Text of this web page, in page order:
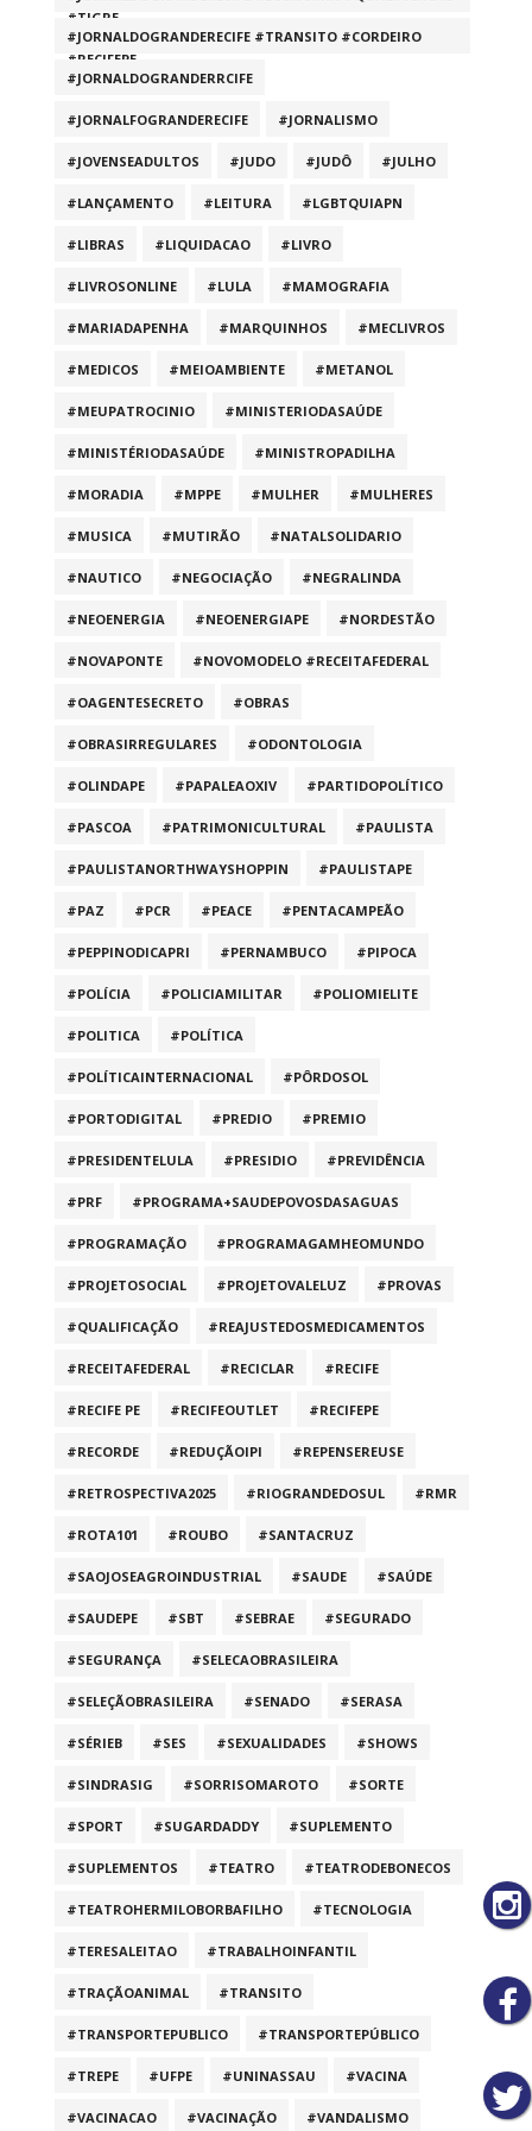
#TIGRE
#JORNALDOGRANDERECIFE #TRANSITO #CORDEIRO
#RECIFEPE
#JORNALDOGRANDERRCIFE
#JORNALFOGRANDERECIFE #JORNALISMO
#JOVENSEADULTOS #JUDO #JUDÔ #JULHO
#LANÇAMENTO #LEITURA #LGBTQUIAPN
#LIBRAS #LIQUIDACAO #LIVRO
#LIVROSONLINE #LULA #MAMOGRAFIA
#MARIADAPENHA #MARQUINHOS #MECLIVROS
#MEDICOS #MEIOAMBIENTE #METANOL
#MEUPATROCINIO #MINISTERIODASAÚDE
#MINISTÉRIODASAÚDE #MINISTROPADILHA
#MORADIA #MPPE #MULHER #MULHERES
#MUSICA #MUTIRÃO #NATALSOLIDARIO
#NAUTICO #NEGOCIAÇÃO #NEGRALINDA
#NEOENERGIA #NEOENERGIAPE #NORDESTÃO
#NOVAPONTE #NOVOMODELO #RECEITAFEDERAL
#OAGENTESECRETO #OBRAS
#OBRASIRREGULARES #ODONTOLOGIA
#OLINDAPE #PAPALEAOXIV #PARTIDOPOLÍTICO
#PASCOA #PATRIMONICULTURAL #PAULISTA
#PAULISTANORTHWAYSHOPPIN #PAULISTAPE
#PAZ #PCR #PEACE #PENTACAMPEÃO
#PEPPINODICAPRI #PERNAMBUCO #PIPOCA
#POLÍCIA #POLICIAMILITAR #POLIOMIELITE
#POLITICA #POLÍTICA
#POLÍTICAINTERNACIONAL #PÔRDOSOL
#PORTODIGITAL #PREDIO #PREMIO
#PRESIDENTELULA #PRESIDIO #PREVIDÊNCIA
#PRF #PROGRAMA+SAUDEPOVOSDASAGUAS
#PROGRAMAÇÃO #PROGRAMAGAMHEOMUNDO
#PROJETOSOCIAL #PROJETOVALELUZ #PROVAS
#QUALIFICAÇÃO #REAJUSTEDOSMEDICAMENTOS
#RECEITAFEDERAL #RECICLAR #RECIFE
#RECIFE PE #RECIFEOUTLET #RECIFEPE
#RECORDE #REDUÇÃOIPI #REPENSEREUSE
#RETROSPECTIVA2025 #RIOGRANDEDOSUL #RMR
#ROTA101 #ROUBO #SANTACRUZ
#SAOJOSEAGROINDUSTRIAL #SAUDE #SAÚDE
#SAUDEPE #SBT #SEBRAE #SEGURADO
#SEGURANÇA #SELECAOBRASILEIRA
#SELEÇÃOBRASILEIRA #SENADO #SERASA
#SÉRIEB #SES #SEXUALIDADES #SHOWS
#SINDRASIG #SORRISOMAROTO #SORTE
#SPORT #SUGARDADDY #SUPLEMENTO
#SUPLEMENTOS #TEATRO #TEATRODEBONECOS
#TEATROHERMILOBORBAFILHO #TECNOLOGIA
#TERESALEITAO #TRABALHOINFANTIL
#TRAÇÃOANIMAL #TRANSITO
#TRANSPORTEPUBLICO #TRANSPORTEPÚBLICO
#TREPE #UFPE #UNINASSAU #VACINA
#VACINACAO #VACINAÇÃO #VANDALISMO